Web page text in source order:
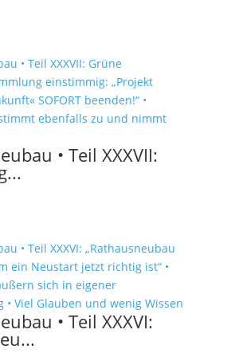
• Teil XXXVII:
• Teil XXXVI: